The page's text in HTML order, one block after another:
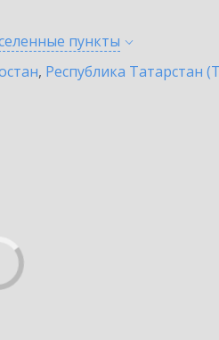
пункты
, Республика Татарстан